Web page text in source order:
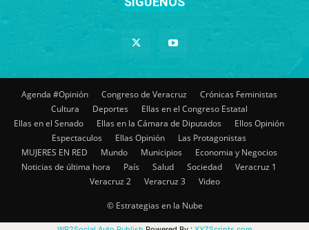
Agenda #Opinión Congreso de Veracruz
Crónicas Feministas
Cultura
Deportes
Ellas en el Congreso Estatal
Ellas en el Senado
Ellas en la Cámara de Diputados
Ellos Opinión
Espectaculos
Ellas Opinión
Las Protagonistas
MUJERES EN RED
Mundo Municipios
Economia y Negocios
Noticias de última hora
País Salud Sociedad
Veracruz 1
Veracruz 2
Veracruz 3 Video
© Estrategias en la Nube